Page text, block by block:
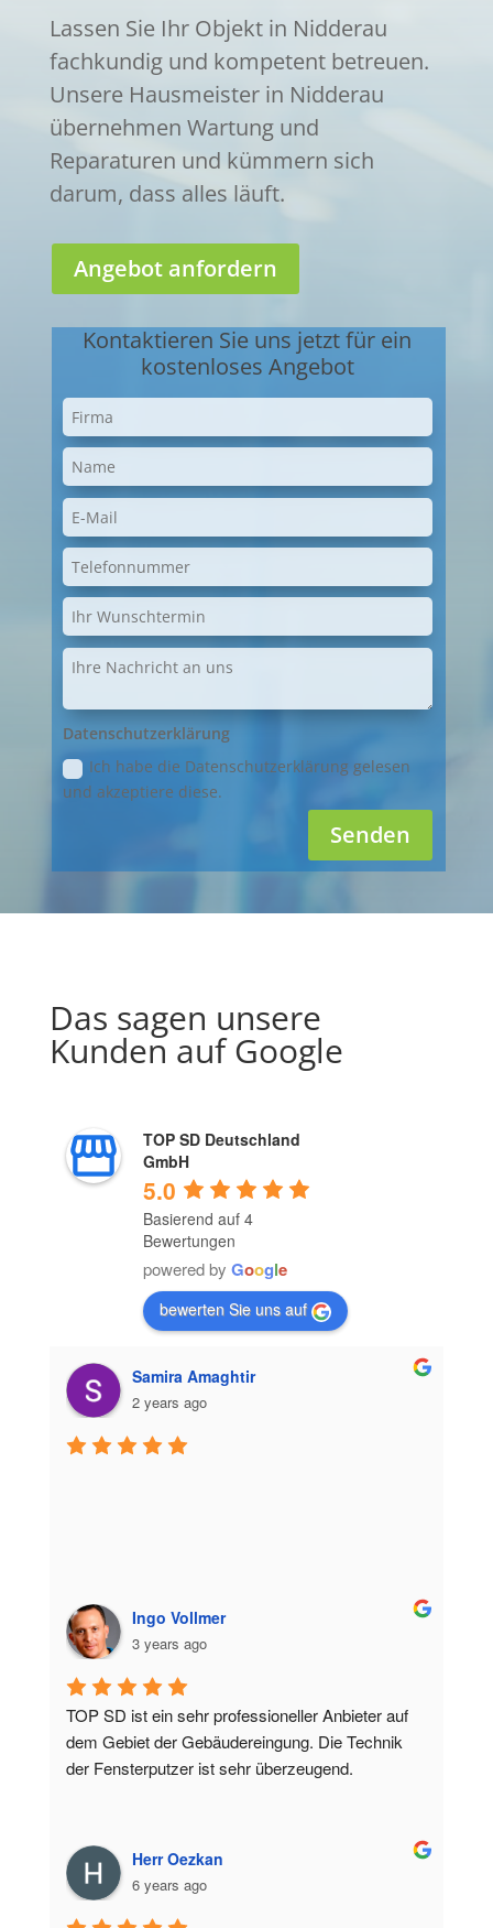
Lassen Sie Ihr Objekt in Nidderau
fachkundig und kompetent betreuen.
Unsere Hausmeister in Nidderau
übernehmen Wartung und
Reparaturen und kümmern sich
darum, dass alles läuft.
Angebot anfordern
Kontaktieren Sie uns jetzt für ein
kostenloses Angebot
Datenschutzerklärung
Ich habe die Datenschutzerklärung gelesen
und akzeptiere diese.
Senden
Das sagen unsere
Kunden auf Google
TOP SD Deutschland
GmbH
5.0
Basierend auf 4
Bewertungen
powered by Google
bewerten Sie uns auf
Samira Amaghtir
2 years ago
Ingo Vollmer
3 years ago
TOP SD ist ein sehr professioneller Anbieter auf
dem Gebiet der Gebäudereingung. Die Technik
der Fensterputzer ist sehr überzeugend.
Herr Oezkan
6 years ago